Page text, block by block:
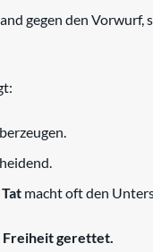
gegen den Vorwurf,
macht oft den
Freiheit gerettet.